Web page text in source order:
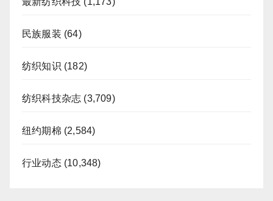
民族服装 (64)
纺织知识 (182)
纺织科技杂志 (3,709)
纽约期棉 (2,584)
行业动态(10,348)